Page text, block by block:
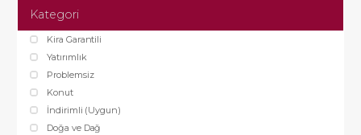
Kategori
Kira Garantili
Yatırımlık
Problemsiz
Konut
İndirimli (Uygun)
Doğa ve Dağ